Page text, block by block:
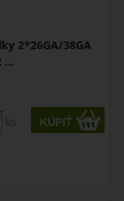
2*26GA/38GA
...
ks